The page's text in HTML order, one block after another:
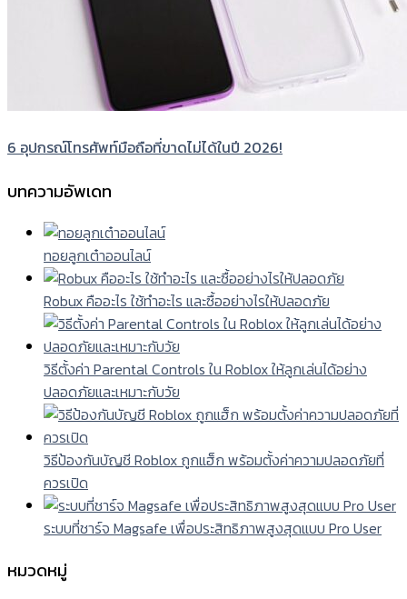
6 อุปกรณ์โทรศัพท์มือถือที่ขาดไม่ได้ในปี 2026!
บทความอัพเดท
ทอยลูกเต๋าออนไลน์
Robux คืออะไร ใช้ทำอะไร และซื้ออย่างไรให้ปลอดภัย
วิธีตั้งค่า Parental Controls ใน Roblox ให้ลูกเล่นได้อย่าง
ปลอดภัยและเหมาะกับวัย
วิธีป้องกันบัญชี Roblox ถูกแฮ็ก พร้อมตั้งค่าความปลอดภัยที่
ควรเปิด
ระบบที่ชาร์จ Magsafe เพื่อประสิทธิภาพสูงสุดแบบ Pro User
หมวดหมู่